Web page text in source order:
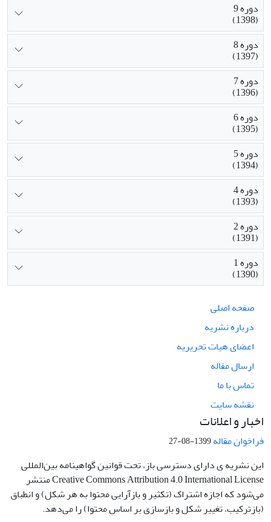
دوره 9
(1398)
دوره 8
(1397)
دوره 7
(1396)
دوره 6
(1395)
دوره 5
(1394)
دوره 4
(1393)
دوره 2
(1391)
دوره 1
(1390)
صفحه اصلی
درباره نشریه
اعضای هیات تحریریه
ارسال مقاله
تماس با ما
نقشه سایت
اخبار و اعلانات
فراخوان مقاله1399-08-27
این نشریه ی دارای دسترسی باز، تحت قوانین گواهینامه بین‌المللی
Creative Commons Attribution 4.0 International License منتشر
می‌شود که اجازه اشتراک (تکثیر و بازآرایی محتوا به هر شکل) و انطباق
(بازترکیب، تغییر شکل و بازسازی بر اساس محتوا) را می‌دهد.